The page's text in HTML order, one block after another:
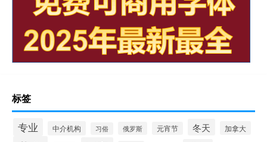
标签
专业 中介机构 习俗 俄罗斯 元宵节 冬天 加拿大